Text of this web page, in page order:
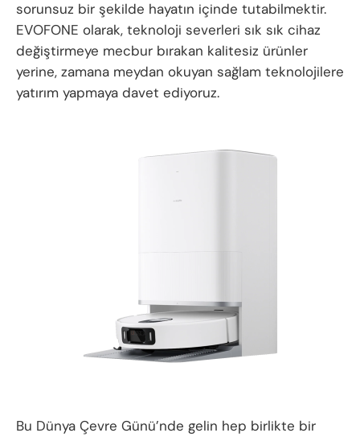
sorunsuz bir şekilde hayatın içinde tutabilmektir.
EVOFONE olarak, teknoloji severleri sık sık cihaz
değiştirmeye mecbur bırakan kalitesiz ürünler
yerine, zamana meydan okuyan sağlam teknolojilere
yatırım yapmaya davet ediyoruz.
Bu Dünya Çevre Günü’nde gelin hep birlikte bir